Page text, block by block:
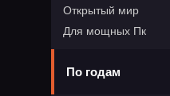
Открытый мир
Для мощных Пк
По годам